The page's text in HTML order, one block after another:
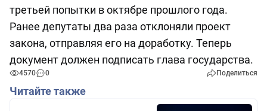
третьей попытки в октябре прошлого года.
Ранее депутаты два раза отклоняли проект
закона, отправляя его на доработку. Теперь
документ должен подписать глава государства.
4570 0 Поделиться
Читайте также